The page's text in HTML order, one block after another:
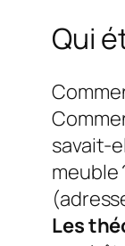
Qui
savait-
meuble
Les